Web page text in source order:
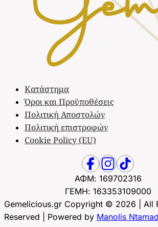
Κατάστημα
Όροι και Προϋποθέσεις
Πολιτική Αποστολών
Πολιτική επιστροφών
Cookie Policy (EU)
ΑΦΜ: 169702316
ΓΕΜΗ: 163353109000
Gemelicious.gr Copyright © 2026 | All
Reserved | Powered by Manolis